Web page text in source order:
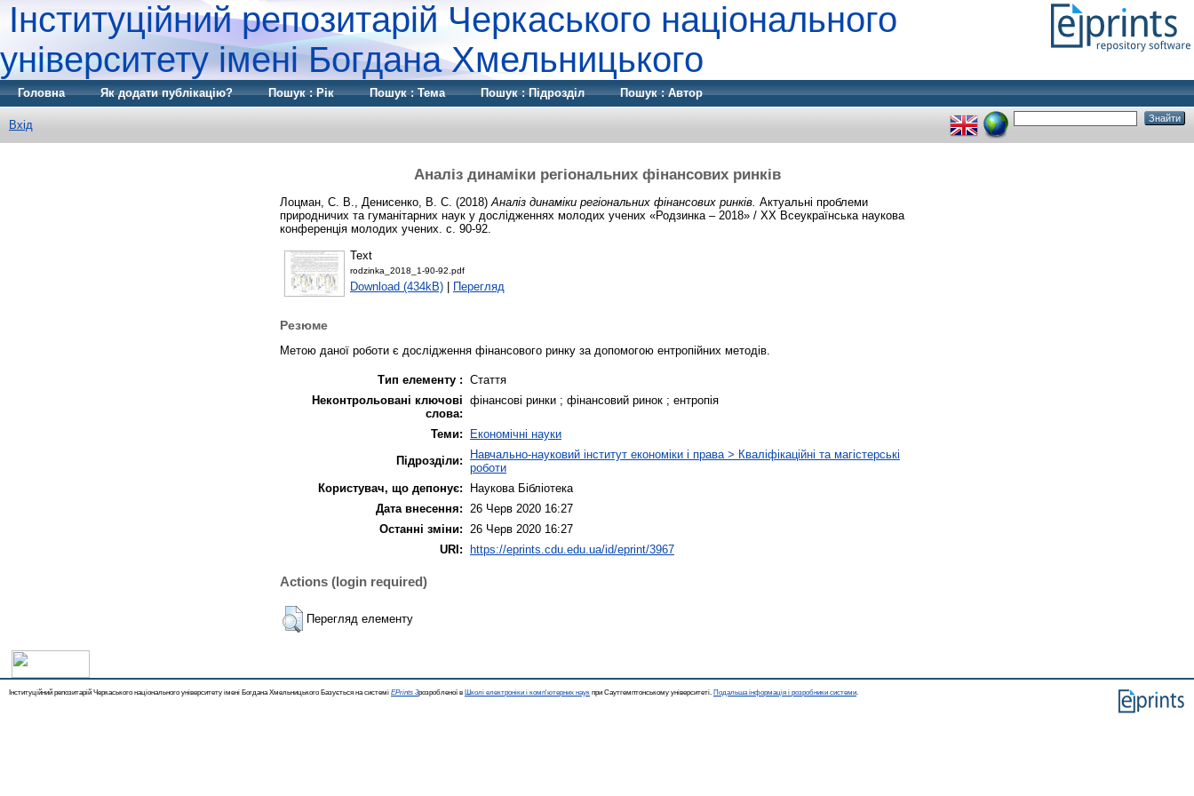
Інституційний репозитарій Черкаського національного
університету імені Богдана Хмельницького
Головна Як додати публікацію? Пошук : Рік Пошук : Тема Пошук : Підрозділ Пошук : Автор
Вхід
Аналіз динаміки регіональних фінансових ринків
Лоцман, С. В. Денисенко, В. С. (2018) Аналіз динаміки регіональних фінансових ринків. Актуальні проблеми
природничих та гуманітарних наук у дослідженнях молодих учених «Родзинка – 2018» / XX Всеукраїнська наукова
конференція молодих учених. с. 90-92.
Text
rodzinka_2018_1-90-92.pdf
Download (434kB) Перегляд
Резюме
Метою даної роботи є дослідження фінансового ринку за допомогою ентропійних методів.
Тип елементу : Стаття
Неконтрольовані ключові
слова:
фінансові ринки ; фінансовий ринок ; ентропія
Теми:
Економічні науки
Підрозділи:
Навчально-науковий інститут економіки і права > Кваліфікаційні та магістерські
роботи
Користувач, що депонує:
Наукова Бібліотека
Дата внесення:
26 Черв 2020 16:27
Останні зміни:
26 Черв 2020 16:27
URI: https://eprints.cdu.edu.ua/id/eprint/3967
Actions (login required)
Перегляд елементу
Інституційний репозитарій Черкаського національного університету імені Богдана Хмельницького Базується на системі EPrints 3розробленої в Школі електроніки і комп'ютерних наук при Саутгемптонському університеті. Подальша інформація і розробники системи